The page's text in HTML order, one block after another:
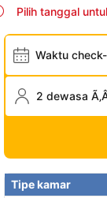
Pilih tanggal
Waktu
2 dewasa
Tipe kamar